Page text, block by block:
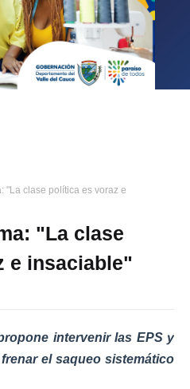
"La clase política es voraz e
"La clase
e insaciable"
intervenir las EPS y
el saqueo sistemático